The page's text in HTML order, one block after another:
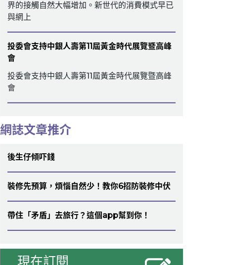
界的接觸自然大幅增加。新世代的消費模式早已
與網上
投委會支持中銀人壽第11屆黃金時代展覽暨高峰
會
投委會支持中銀人壽第11屆黃金時代展覽暨高峰
會
網誌文章推介
後生仔傾吓錢
裝修先預算，煩惱自然少！教你6招防裝修中伏
帶住「矛盾」去旅行？這個app幫到你！
現在訂閱